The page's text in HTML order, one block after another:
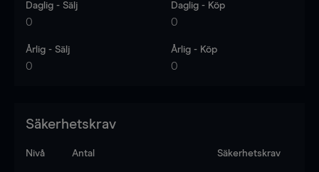
Daglig - Sälj
0
Daglig - Köp
0
Årlig - Sälj
0
Årlig - Köp
0
Säkerhetskrav
Nivå Antal Säkerhetskrav